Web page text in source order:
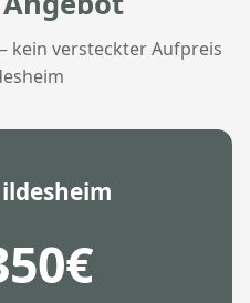
kein versteckter Aufpreis